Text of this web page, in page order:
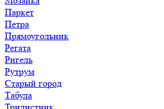
Паркет
Петра
Прямоугольник
Регата
Ригель
Рутрум
Старый город
Табула